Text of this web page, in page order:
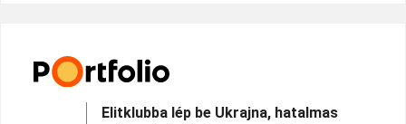
Elitklubba lép be Ukrajna, hatalmas